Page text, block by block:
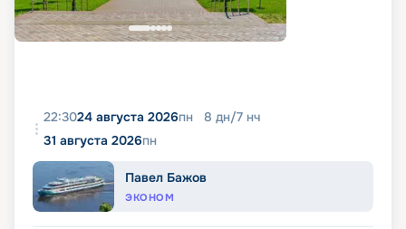
22:3024 августа 2026пн 8 дн/7 нч
31 августа 2026пн
Павел Бажов
ЭКОНОМ